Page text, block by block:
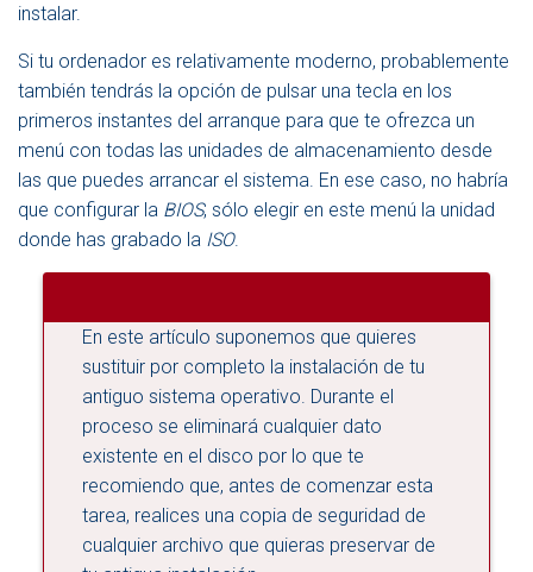
instalar.
Si tu ordenador es relativamente moderno, probablemente
también tendrás la opción de pulsar una tecla en los
primeros instantes del arranque para que te ofrezca un
menú con todas las unidades de almacenamiento desde
las que puedes arrancar el sistema. En ese caso, no habría
que configurar la BIOS, sólo elegir en este menú la unidad
donde has grabado la ISO.
En este artículo suponemos que quieres
sustituir por completo la instalación de tu
antiguo sistema operativo. Durante el
proceso se eliminará cualquier dato
existente en el disco por lo que te
recomiendo que, antes de comenzar esta
tarea, realices una copia de seguridad de
cualquier archivo que quieras preservar de